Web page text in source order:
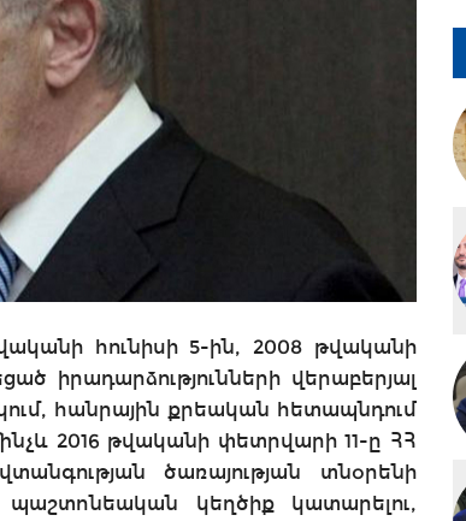
հունիսի 5-ին, 2008 թվականի
իրադարձությունների վերաբերյալ
հանրային քրեական հետապնդում
2016 թվականի փետրվարի 11-ը ՀՀ
ծառայության տնօրենի
կեղծիք կատարելու,